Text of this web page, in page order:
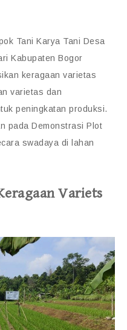
Tani Karya Tani Desa
Kabupaten Bogor
keragaan varietas
varietas dan
peningkatan produksi.
pada Demonstrasi Plot
swadaya di lahan
Variets